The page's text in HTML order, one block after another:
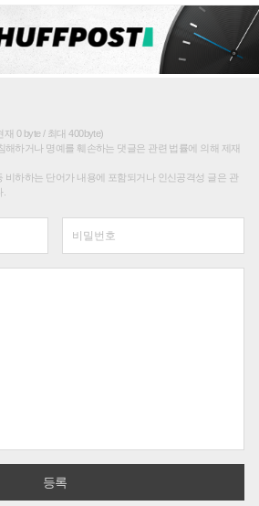
0 byte / 최대 400byte)
해하거나 명예를 훼손하는 댓글은 관련 법률에 의해 제재
비하하는 단어가 내용에 포함되거나 인신공격성 글은 관